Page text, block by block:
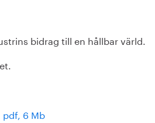
bidrag till en hållbar värld.
6 Mb